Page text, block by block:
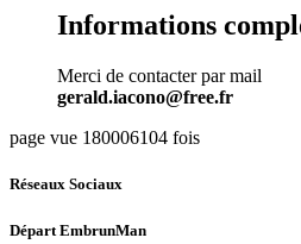
Informations
Merci de contacter par mail
gerald.iacono@free.fr
page vue 180006104 fois
Réseaux Sociaux
Départ EmbrunMan